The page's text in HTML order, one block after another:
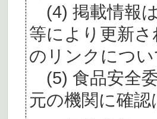
(4) 掲載情報
等により更新
のリンクにつ
(5) 食品安全
元の機関に確